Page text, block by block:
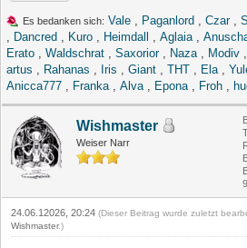
Es bedanken sich: Vale Paganlord Czar,
Dancred Kuro Heimdall Aglaia
Erato
Waldschrat Saxorior, Naza Modiv
artus
Rahanas Iris Giant THT Ela
Anicca777
Franka Alva Epona Froh
Wishmaster
Weiser Narr
24.06.12026, 20:24 (Dieser Beitrag wurde zuletzt
Wishmaster.)